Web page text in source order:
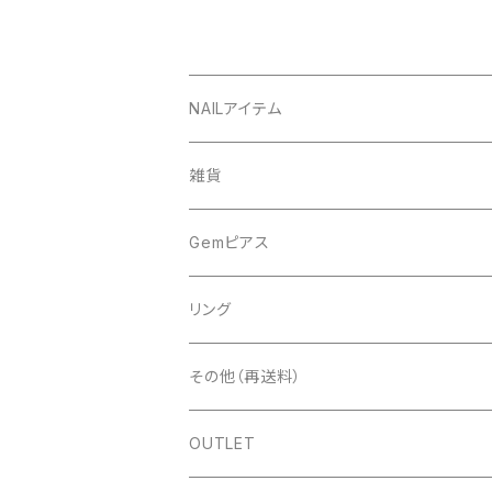
NAILアイテム
アート
ドライフラワー
シェル
ネイルツール
ライト
ディスプレイ
雑貨
Gemピアス
シェルピアス
ゴールド
シルバー
パールピアス
ゴールド
リング
その他（再送料）
OUTLET